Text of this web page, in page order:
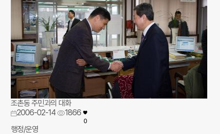
조촌동 주민과의 대화
2006-02-14
1866
0
행정/운영